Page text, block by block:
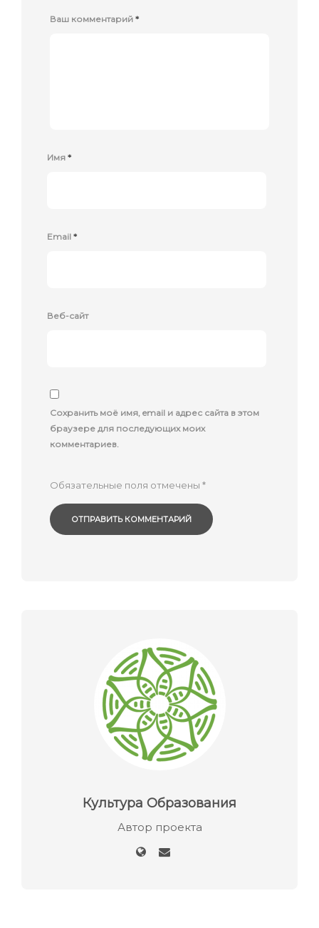
Ваш комментарий *
Имя *
Email *
Веб-сайт
Сохранить моё имя, email и адрес сайта в этом
браузере для последующих моих
комментариев.
Обязательные поля отмечены *
Культура Образования
Автор проекта